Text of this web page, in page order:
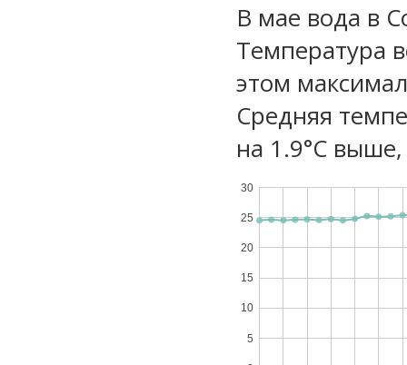
В мае вода в
Температура
этом
Средняя
на 1.9°C
5
10
15
20
25
30